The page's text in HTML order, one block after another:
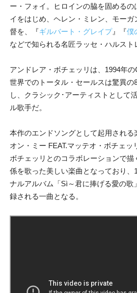
ー・フォイ。ヒロインの脇を固めるの
イをはじめ、ヘレン・ミレン、モーガ
督を、『ギルバート・グレイプ』『僕
などで知られる名匠ラッセ・ハルスト
アンドレア・ボチェッリは、1994年
世界でのトータル・セールスは驚異の
し、クラシック･アーティストとして
ル歌手だ。
本作のエンドソングとして起用される
オン・ミー FEAT.マッテオ・ボチェッ
ボチェッリとのコラボレーションで描
係を歌った美しい楽曲となっており、
ナルアルバム「Sì～君に捧げる愛の歌
録される一曲となる。